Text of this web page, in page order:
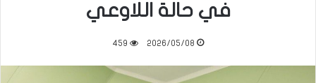
في حالة اللاوعي
2026/05/08
459